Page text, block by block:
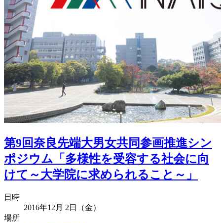
第9回奈良先端大男女共同参画推進シン
ポジウム「多様性を受容する社会に向
けて～大学院に求められること～」
日時
2016年12月 2日（金）
場所